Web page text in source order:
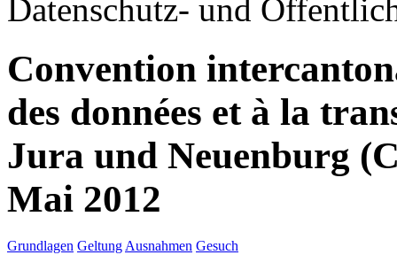
Datenschutz- und
Convention
des données et à la
Jura und Neuenburg
Mai 2012
Grundlagen Geltung Ausnahmen Gesuch